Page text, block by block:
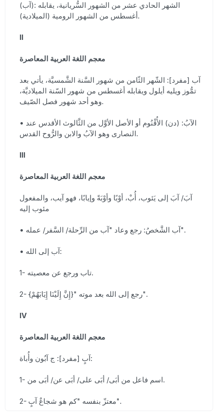
(آب): الشهر الحادي عشر من الشهور السُّريانية، يقابله
أغسطس من الشهور الرومية (الميلادية).
II
معجم اللغة العربية المعاصرة
آب [مفرد]: الشّهر الثّامن من شهور السَّنة الشَّمسيَّة، يأتي بعد
تمُّوز ويليه أيلول ويقابله أغسطس من شهور السّنة الميلاديَّة،
وهو أحد شهور فصل الصّيف.
• الآبُ: (دن) الأُقْنُوم أو الأصل الأوَّل من الثَّالوث الأقدس عند
النصارى وهو الآبُ والابن والرُّوح القدس.
III
معجم اللغة العربية المعاصرة
آبَ/ آبَ إلى يَئوب، أُبْ، أوْبًا وأوْبَةً وإيابًا، فهو آيب، والمفعول
مئوب إليه
• آب الشَّخصُ: رجع وعاد "آب من الرِّحلة/ السَّفر/ عمله".
• آب إلى الله:
1- تاب ورجع عن معصيته.
2- رجع إلى الله بعد موته "{إِنَّ إِلَيْنَا إِيَابَهُمْ}".
IV
معجم اللغة العربية المعاصرة
آبٍ [مفرد]: ج آبُون وأُباة:
1- اسم فاعل من أبَى/ أبَى على/ أبَى عن/ أبَى من.
2- معتزّ بنفسه "كم هو شجاعٌ آبٍ".